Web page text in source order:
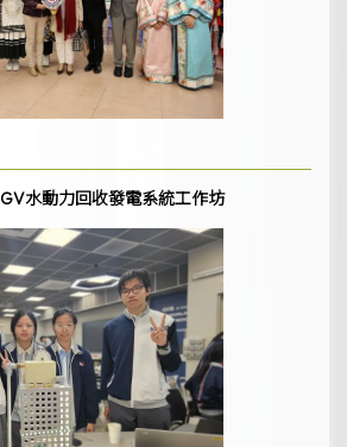
GV水動力回收發電系統工作坊